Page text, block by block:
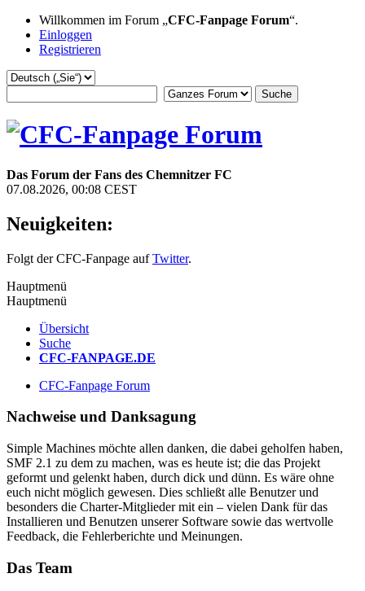
Willkommen im Forum „CFC-Fanpage Forum“.
Einloggen
Registrieren
Das Forum der Fans des Chemnitzer FC
07.08.2026, 00:08 CEST
Neuigkeiten:
Folgt der CFC-Fanpage aufTwitter.
Hauptmenü
Hauptmenü
Übersicht
Suche
CFC-FANPAGE.DE
CFC-Fanpage Forum
Nachweise und Danksagung
Simple Machines möchte allen danken, die dabei geholfen haben,
SMF 2.1 zu dem zu machen, was es heute ist; die das Projekt
geformt und gelenkt haben, durch dick und dünn. Es wäre ohne
euch nicht möglich gewesen. Dies schließt alle Benutzer und
besonders die Charter-Mitglieder mit ein – vielen Dank für das
Installieren und Benutzen unserer Software sowie das wertvolle
Feedback, die Fehlerberichte und Meinungen.
Das Team